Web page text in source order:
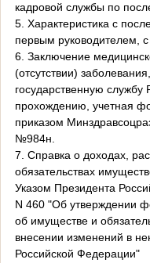
кадровой службы по
5. Характеристика с
первым руководителем,
6. Заключение
(отсутствии)
государственную
прохождению, учетная
приказом
№984н.
7. Справка о доходах,
обязательствах
Указом Президента
N 460 "Об утверждении
об имуществе и
внесении изменений в
Российской Федерации"